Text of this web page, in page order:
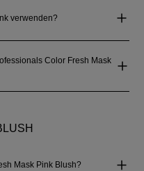
verwenden?
Color Fresh Mask
Mask Pink Blush?